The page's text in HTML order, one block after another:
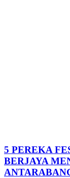
5 PEREKA
BERJAYA